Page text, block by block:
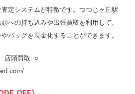
定システムが特徴です。つつじヶ丘駅
への持ち込みや出張買取を利用して、
バッグを現金化することができます。
頭買取: ○